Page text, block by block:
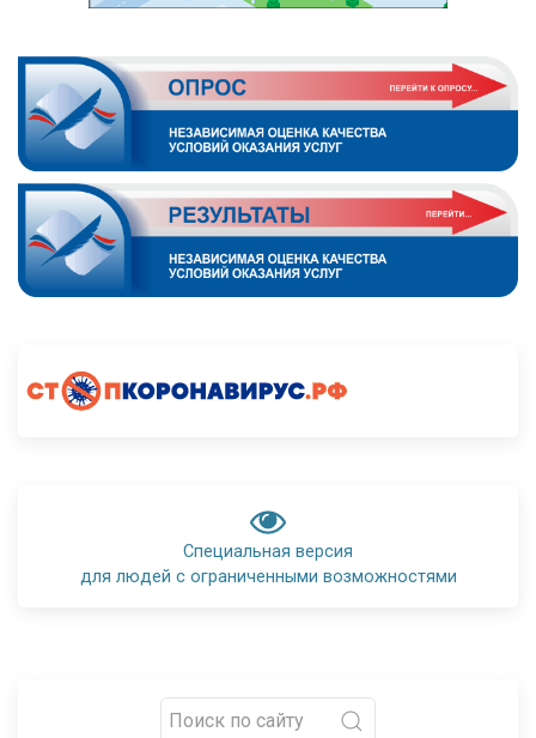
Специальная версия
для людей с ограниченными возможностями